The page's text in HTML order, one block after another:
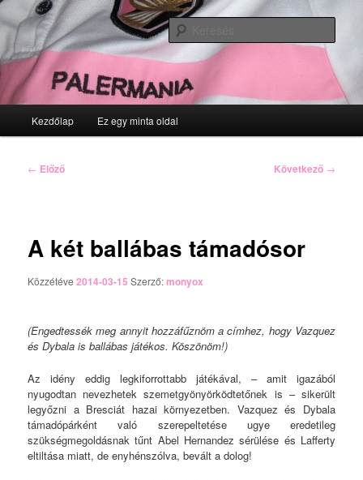
Tovább
az
elsődleges
tartalomra
Kezdőlap Ez egy minta oldal
Bejegyzés
← Előző Következő →
A két ballábas támadósor
Közzétéve2014-03-15 Szerző:monyox
(Engedtessék meg annyit hozzáfűznöm a címhez, hogy Vazquez
és Dybala is ballábas játékos. Köszönöm!)
Az idény eddig legkiforrottabb játékával, – amit igazából
nyugodtan nevezhetek szemetgyönyörködtetőnek is – sikerült
legyőzni a Bresciát hazai környezetben. Vazquez és Dybala
támadópárként való szerepeltetése ugye eredetileg
szükségmegoldásnak tűnt Abel Hernandez sérülése és Lafferty
eltiltása miatt, de enyhénszólva, bevált a dolog!